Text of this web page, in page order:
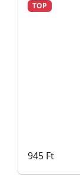
TOP
945 Ft